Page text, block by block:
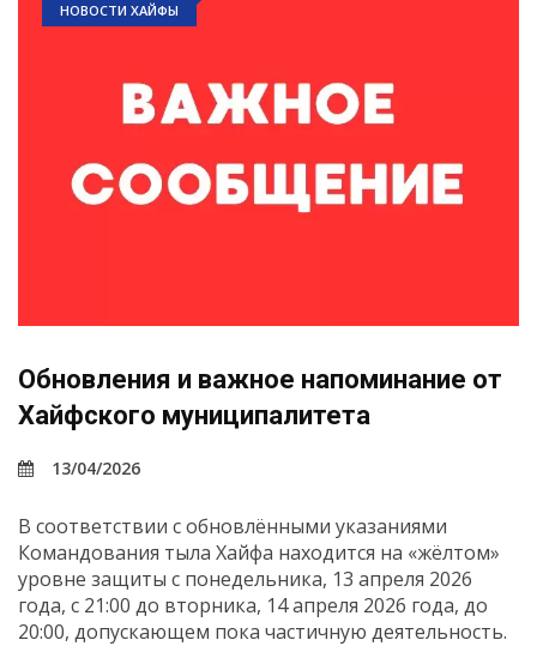
НОВОСТИ ХАЙФЫ
Обновления и важное напоминание от
Хайфского муниципалитета
13/04/2026
В соответствии с обновлёнными указаниями
Командования тыла Хайфа находится на «жёлтом»
уровне защиты с понедельника, 13 апреля 2026
года, с 21:00 до вторника, 14 апреля 2026 года, до
20:00, допускающем пока частичную деятельность.